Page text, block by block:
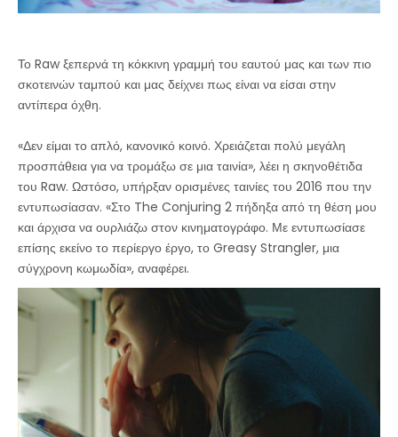
Το Raw ξεπερνά τη κόκκινη γραμμή του εαυτού μας και των πιο
σκοτεινών ταμπού και μας δείχνει πως είναι να είσαι στην
αντίπερα όχθη.
«Δεν είμαι το απλό, κανονικό κοινό. Χρειάζεται πολύ μεγάλη
προσπάθεια για να τρομάξω σε μια ταινία», λέει η σκηνοθέτιδα
του Raw. Ωστόσο, υπήρξαν ορισμένες ταινίες του 2016 που την
εντυπωσίασαν. «Στο The Conjuring 2 πήδηξα από τη θέση μου
και άρχισα να ουρλιάζω στον κινηματογράφο. Με εντυπωσίασε
επίσης εκείνο το περίεργο έργο, το Greasy Strangler, μια
σύγχρονη κωμωδία», αναφέρει.